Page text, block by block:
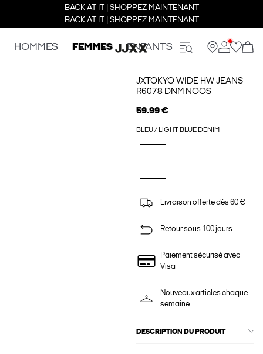
BACK AT IT | SHOPPEZ MAINTENANT
BACK AT IT | SHOPPEZ MAINTENANT
HOMMES FEMMES ENFANTS
JXTOKYO WIDE HW JEANS
R6078 DNM NOOS
59.99 €
BLEU / LIGHT BLUE DENIM
Livraison offerte dès 60 €
Retour sous 100 jours
Paiement sécurisé avec
Visa
Nouveaux articles chaque
semaine
DESCRIPTION DU PRODUIT